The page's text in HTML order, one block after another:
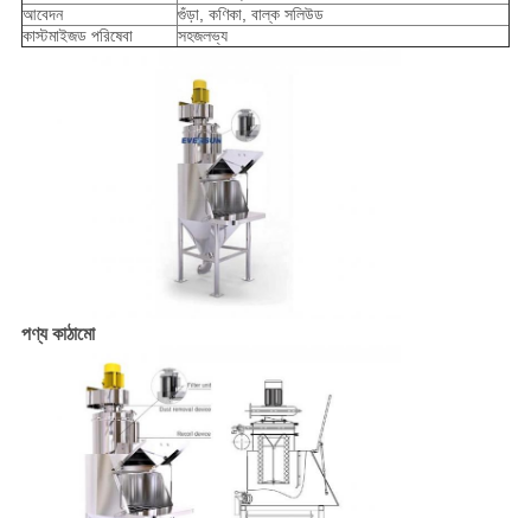
আবেদন
গুঁড়া, কণিকা, বাল্ক সলিউড
কাস্টমাইজড পরিষেবা
সহজলভ্য
পণ্য কাঠামো